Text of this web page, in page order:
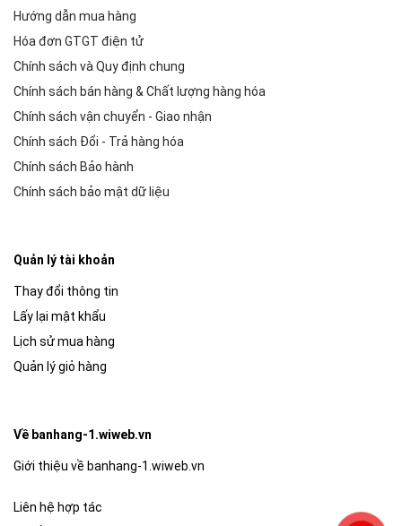
Hướng dẫn mua hàng
Hóa đơn GTGT điện tử
Chính sách và Quy định chung
Chính sách bán hàng & Chất lượng hàng hóa
Chính sách vận chuyển - Giao nhận
Chính sách Đổi - Trả hàng hóa
Chính sách Bảo hành
Chính sách bảo mật dữ liệu
Quản lý tài khoản
Thay đổi thông tin
Lấy lại mật khẩu
Lịch sử mua hàng
Quản lý giỏ hàng
Về banhang-1.wiweb.vn
Giới thiệu về banhang-1.wiweb.vn
Liên hệ hợp tác